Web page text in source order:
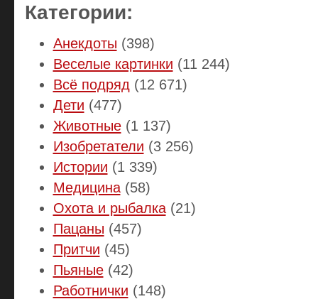
Категории:
Анекдоты (398)
Веселые картинки (11 244)
Всё подряд (12 671)
Дети (477)
Животные(1 137)
Изобретатели (3 256)
Истории (1 339)
Медицина(58)
Охота и рыбалка(21)
Пацаны (457)
Притчи (45)
Пьяные(42)
Работнички (148)